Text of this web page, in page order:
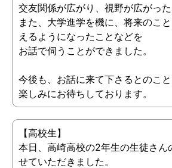
交友関係が広がり、視野が広がっ
また、大学進学を機に、将来のこ
えるようになったことなどを
お話で伺うことができました。
今後も、お話に来て下さるとのこ
楽しみにお待ちしております。
【高校生】
本日、高崎高校の2年生の生徒さん
せていただきました。